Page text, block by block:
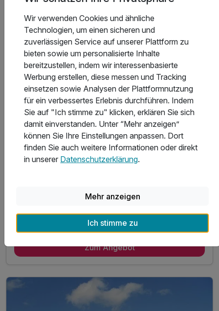
Saisonal verfügbar
Kölpinsee, Usedom
8 Tage
ab 875 €
Gesamt ab 1.750 €
Aparthotel HAUS USEDOM
Weihnachten & Silvester auf der Insel Usedom (7Ü.)
7 Übernachtungen im 2-Raum-Appartement mit Küche
inklusive WLAN
Zum Angebot
Wir verwenden Cookies und ähnliche
Technologien, um einen sicheren und
zuverlässigen Service auf unserer Plattform zu
bieten sowie um personalisierte Inhalte
bereitzustellen, indem wir interessenbasierte
Werbung erstellen, diese messen und Tracking
einsetzen sowie Analysen der Plattformnutzung
für ein verbessertes Erlebnis durchführen. Indem
Sie auf "Ich stimme zu" klicken, erklären Sie sich
damit einverstanden. Unter “Mehr anzeigen”
können Sie Ihre Einstellungen anpassen. Dort
finden Sie auch weitere Informationen oder direkt
in unserer Datenschutzerklärung.
Mehr anzeigen
Ich stimme zu